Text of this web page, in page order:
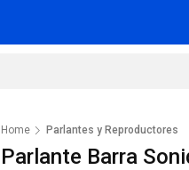
Home Parlantes y Reproductores
Parlante Barra